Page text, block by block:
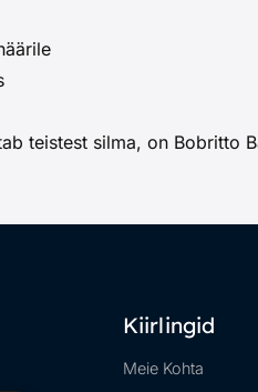
teistest silma, on Bobritto
Kiirlingid
Meie Kohta